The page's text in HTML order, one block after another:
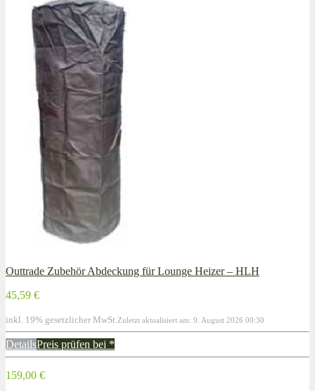
Outtrade Zubehör Abdeckung für Lounge Heizer – HLH
45,59 €
inkl. 19% gesetzlicher MwSt. Zuletzt aktualisiert am: 9. August 2026 00:30
DetailsPreis prüfen bei *
159,00 €